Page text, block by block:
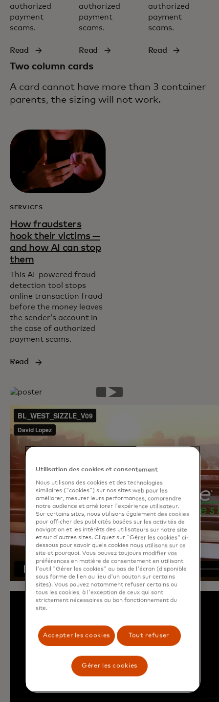
authorized
payment
scams.
Read
authorized
payment
scams.
Read
authorized
payment
scams.
Read
Two column cards
A card cannot have more than 3 container
parents, the sizing will not work.
SERVICES
How fraudsters
hook their victims —
and how AI can stop
them
This AI-powered fraud
detection tool stops
online transaction fraud
before the money leaves
the sender’s account in
the case of authorized
payment scams.
Read
Utilisation des cookies et consentement
Nous utilisons des cookies et des technologies
similaires ("cookies") sur nos sites web pour les
améliorer, mesurer leurs performances, comprendre
notre audience et améliorer l'expérience utilisateur.
Sur certains sites, nous utilisons également des cookies
pour afficher des publicités basées sur les activités de
navigation et les intérêts des utilisateurs sur notre site
et sur d'autres sites. Cliquez sur "Gérer les cookies" ci-
dessous pour savoir quels cookies nous utilisons sur ce
site et pourquoi. Vous pouvez toujours modifier vos
préférences en matière de consentement en utilisant
l'outil "Gérer les cookies" au bas de l'écran (disponible
sous forme de lien au lieu d'un bouton sur certains
sites). Vous pouvez notamment refuser certains ou
tous les cookies, à l'exception de ceux qui sont
strictement nécessaires au bon fonctionnement du
site.
Accepter les cookies Tout refuser
Gérer les cookies